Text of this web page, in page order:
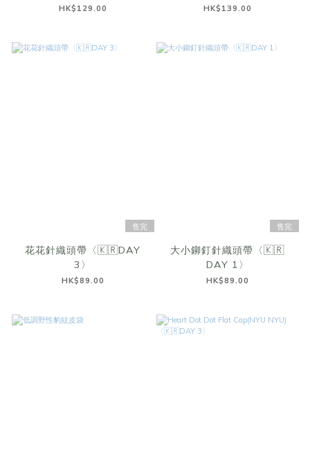
HK$129.00
3〉
HK$139.00
售完
花花針織頭帶〈🇰🇷DAY
3〉
HK$89.00
售完
大小鉚釘針織頭帶〈🇰🇷
DAY 1〉
HK$89.00